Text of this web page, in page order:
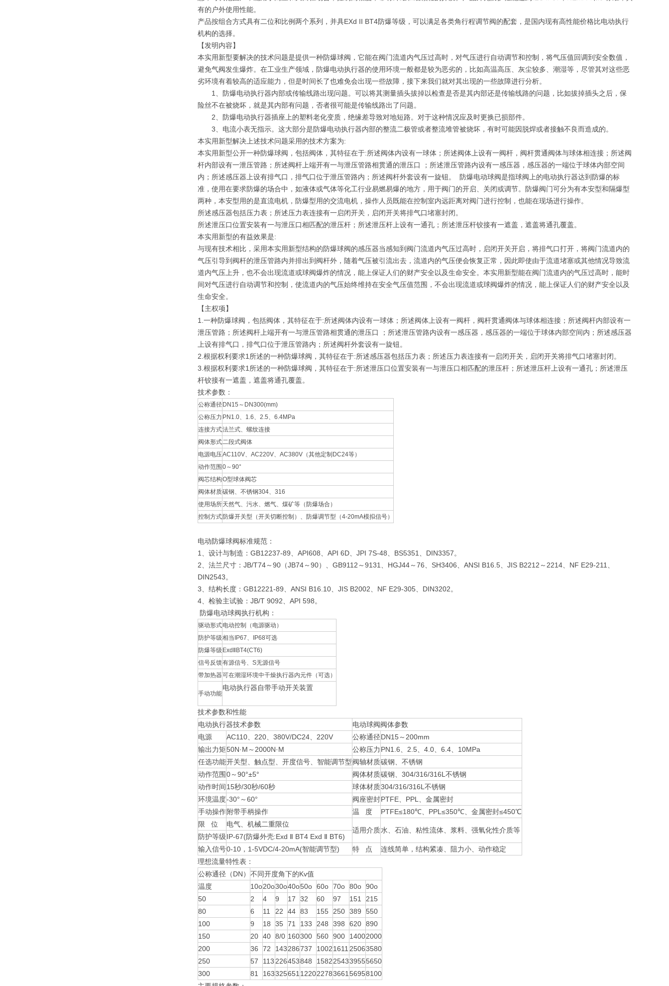
有的户外使用性能。
产品按组合方式具有二位和比例两个系列，并具EXd II BT4防爆等级，可以满足各类角行程调节阀的配套，是国内现有高性能价格比电动执行
机构的选择。
【发明内容】
本实用新型要解决的技术问题是提供一种防爆球阀，它能在阀门流道内气压过高时，对气压进行自动调节和控制，将气压值回调到安全数值，
避免气阀发生爆炸。在工业生产领域，防爆电动执行器的使用环境一般都是较为恶劣的，比如高温高压、灰尘较多、潮湿等，尽管其对这些恶
劣环境有着较高的适应能力，但是时间长了也难免会出现一些故障，接下来我们就对其出现的一些故障进行分析。
1、防爆电动执行器内部或传输线路出现问题。可以将其测量插头拔掉以检查是否是其内部还是传输线路的问题，比如拔掉插头之后，保
险丝不在被烧坏，就是其内部有问题，否者很可能是传输线路出了问题。
2、防爆电动执行器插座上的塑料老化变质，绝缘差导致对地短路。对于这种情况应及时更换已损部件。
3、电流小表无指示。这大部分是防爆电动执行器内部的整流二极管或者整流堆管被烧坏，有时可能因脱焊或者接触不良而造成的。
本实用新型解决上述技术问题采用的技术方案为:
本实用新型公开一种防爆球阀，包括阀体，其特征在于:所述阀体内设有一球体；所述阀体上设有一阀杆，阀杆贯通阀体与球体相连接；所述阀
杆内部设有一泄压管路；所述阀杆上端开有一与泄压管路相贯通的泄压口 ；所述泄压管路内设有一感压器，感压器的一端位于球体内部空间
内；所述感压器上设有排气口，排气口位于泄压管路内；所述阀杆外套设有一旋钮。 防爆电动球阀是指球阀上的电动执行器达到防爆的标
准，使用在要求防爆的场合中，如液体或气体等化工行业易燃易爆的地方，用于阀门的开启、关闭或调节。防爆阀门可分为有本安型和隔爆型
两种，本安型用的是直流电机，防爆型用的交流电机，操作人员既能在控制室内远距离对阀门进行控制，也能在现场进行操作。
所述感压器包括压力表；所述压力表连接有一启闭开关，启闭开关将排气口堵塞封闭。
所述泄压口位置安装有一与泄压口相匹配的泄压杆；所述泄压杆上设有一通孔；所述泄压杆铰接有一遮盖，遮盖将通孔覆盖。
本实用新型的有益效果是:
与现有技术相比，采用本实用新型结构的防爆球阀的感压器当感知到阀门流道内气压过高时，启闭开关开启，将排气口打开，将阀门流道内的
气压引导到阀杆的泄压管路内并排出到阀杆外，随着气压被引流出去，流道内的气压便会恢复正常，因此即使由于流道堵塞或其他情况导致流
道内气压上升，也不会出现流道或球阀爆炸的情况，能上保证人们的财产安全以及生命安全。本实用新型能在阀门流道内的气压过高时，能时
间对气压进行自动调节和控制，使流道内的气压始终维持在安全气压值范围，不会出现流道或球阀爆炸的情况，能上保证人们的财产安全以及
生命安全。
【主权项】
1.一种防爆球阀，包括阀体，其特征在于:所述阀体内设有一球体；所述阀体上设有一阀杆，阀杆贯通阀体与球体相连接；所述阀杆内部设有一
泄压管路；所述阀杆上端开有一与泄压管路相贯通的泄压口 ；所述泄压管路内设有一感压器，感压器的一端位于球体内部空间内；所述感压器
上设有排气口，排气口位于泄压管路内；所述阀杆外套设有一旋钮。
2.根据权利要求1所述的一种防爆球阀，其特征在于:所述感压器包括压力表；所述压力表连接有一启闭开关，启闭开关将排气口堵塞封闭。
3.根据权利要求1所述的一种防爆球阀，其特征在于:所述泄压口位置安装有一与泄压口相匹配的泄压杆；所述泄压杆上设有一通孔；所述泄压
杆铰接有一遮盖，遮盖将通孔覆盖。
技术参数：
公称通径 DN15～DN300(mm)
公称压力 PN1.0、1.6、2.5、6.4MPa
连接方式法兰式、螺纹连接
阀体形式二段式阀体
电源电压AC110V、AC220V、AC380V（其他定制DC24等）
动作范围 0～90°
阀芯结构O型球体阀芯
阀体材质碳钢、不锈钢304、316
使用场所天然气、污水、燃气、煤矿等（防爆场合）
控制方式 防爆开关型（开关切断控制）、防爆调节型（4-20mA模拟信号）
电动防爆球阀标准规范：
1、设计与制造：GB12237-89、API608、API 6D、JPI 7S-48、BS5351、DIN3357。
2、法兰尺寸：JB/T74～90（JB74～90）、GB9112～9131、HGJ44～76、SH3406、ANSI B16.5、JIS B2212～2214、NF E29-211、
DIN2543。
3、结构长度：GB12221-89、ANSI B16.10、JIS B2002、NF E29-305、DIN3202。
4、检验主试验：JB/T 9092、API 598。
防爆电动球阀执行机构：
驱动形式电动控制（电源驱动）
防护等级相当IP67、IP68可选
防爆等级 ExdⅡBT4(CT6)
信号反馈有源信号、S无源信号
带加热器可在潮湿环境中干燥执行器内元件（可选）
手动功能
电动执行器自带手动开关装置
技术参数和性能
电动执行器技术参数
电动球阀阀体参数
电源
AC110、220、380V/DC24、220V 公称通径DN15～200mm
输出力矩50N·M～2000N·M 公称压力 PN1.6、2.5、4.0、6.4、10MPa
任选功能开关型、触点型、开度信号、智能调节型阀轴材质碳钢、不锈钢
动作范围0～90°±5° 阀体材质碳钢、304/316/316L不锈钢
动作时间15秒/30秒/60秒 球体材质304/316/316L不锈钢
环境温度-30°～60° 阀座密封PTFE、PPL、金属密封
手动操作附带手柄操作 温 度
PTFE≤180℃、PPL≤350℃、金属密封≤450℃
限 位
电气、机械二重限位
适用介质水、石油、粘性流体、浆料、强氧化性介质等
防护等级IP-67(防爆外壳:Exd Ⅱ BT4 Exd Ⅱ BT6)
输入信号0-10，1-5VDC/4-20mA(智能调节型) 特 点
连线简单，结构紧凑、阻力小、动作稳定
理想流量特性表：
公称通径（DN） 不同开度角下的Kv值
温度
10o20o30o40o50o 60o 70o 80o 90o
50
2 4 9 17 32 60 97 151
215
80
6 11 22 44 83 155 250 389
550
100
9 18 35 71 133 248 398 620 890
150
20 40 8/0 160300 560 900 14002000
200
36 72 143286737 10021611 25063580
250
57 113 226453848 1582254339555650
300
81 163325651 122022783661 56958100